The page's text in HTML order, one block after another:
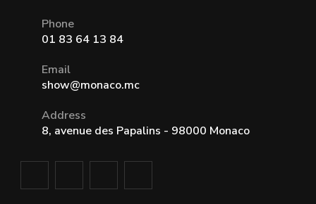
Phone
01 83 64 13 84
Email
show@monaco.mc
Address
8, avenue des Papalins - 98000 Monaco